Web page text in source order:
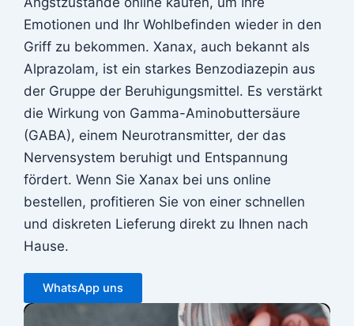
Emotionen und Ihr Wohlbefinden wieder in den
Griff zu bekommen. Xanax, auch bekannt als
Alprazolam, ist ein starkes Benzodiazepin aus
der Gruppe der Beruhigungsmittel. Es verstärkt
die Wirkung von Gamma-Aminobuttersäure
(GABA), einem Neurotransmitter, der das
Nervensystem beruhigt und Entspannung
fördert. Wenn Sie Xanax bei uns online
bestellen, profitieren Sie von einer schnellen
und diskreten Lieferung direkt zu Ihnen nach
Hause.
WhatsApp uns